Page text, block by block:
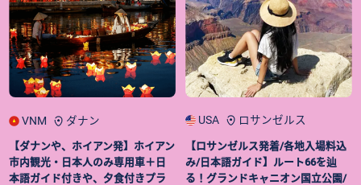
VNM ダナン
【ダナンや、ホイアン発】ホイアン
市内観光・日本人のみ専用車＋日
本語ガイド付きや、夕食付きプラ
USA ロサンゼルス
【ロサンゼルス発着/各地入場料込
み/日本語ガイド】ルート66を辿
る！グランドキャニオン国立公園/